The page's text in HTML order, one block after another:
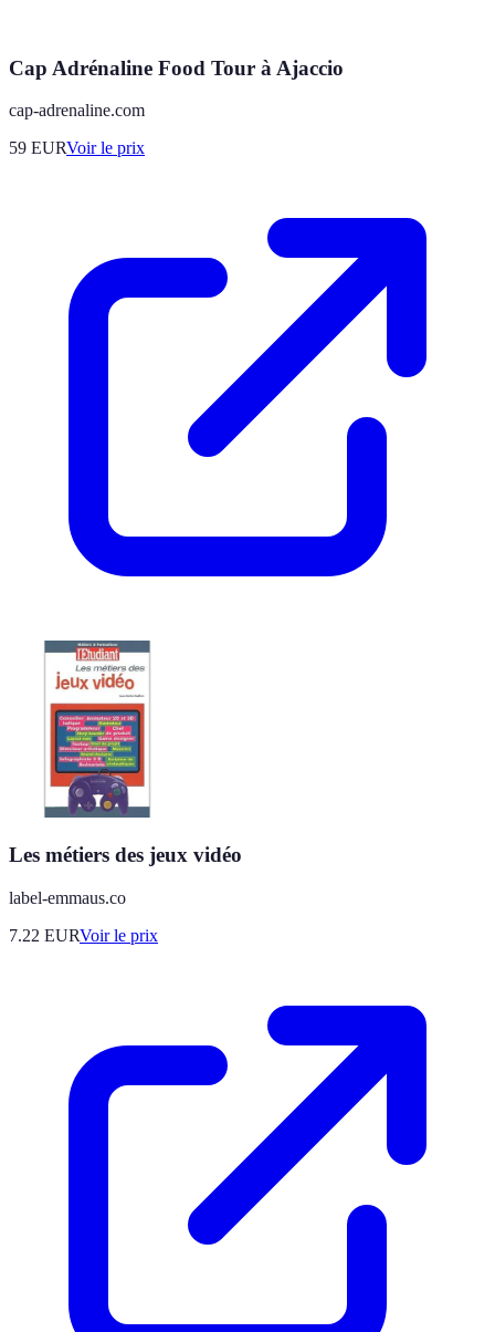
Cap Adrénaline Food Tour à Ajaccio
cap-adrenaline.com
59 EURVoir le prix
Les métiers des jeux vidéo
label-emmaus.co
7.22 EURVoir le prix